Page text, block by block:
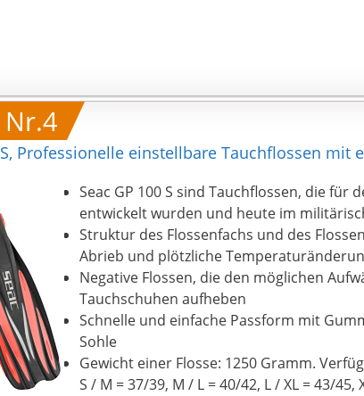
S, Professionelle einstellbare Tauchflossen mit
Seac GP 100 S sind Tauchflossen, die
entwickelt wurden und heute im
Struktur des Flossenfachs und des
Abrieb und plötzliche
Negative Flossen, die den möglichen
Tauchschuhen aufheben
Schnelle und einfache Passform mit
Sohle
Gewicht einer Flosse: 1250 Gramm.
S / M = 37/39, M / L = 40/42, L / XL = 43/45,